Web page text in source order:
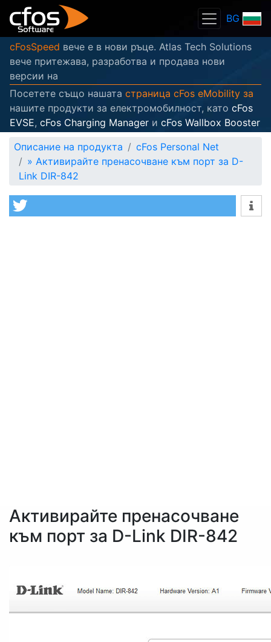
BG
cFosSpeed вече е в нови ръце. Atlas Tech Solutions
вече притежава, разработва и продава нови
версии на
Посетете също нашата страница cFos eMobility за
нашите продукти за електромобилност, като cFos
EVSE, cFos Charging Manager и cFos Wallbox Booster
Описание на продукта
cFos Personal Net
» Активирайте пренасочване към порт за D-
Link DIR-842
Активирайте пренасочване
към порт за D-Link DIR-842